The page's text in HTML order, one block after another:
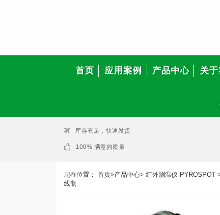
首页 应用案例 产品中心 关
库存充足，快速发货
100% 满意的质量
现在位置： 首页>产品中心> 红外测温仪 PYROSPOT
线制